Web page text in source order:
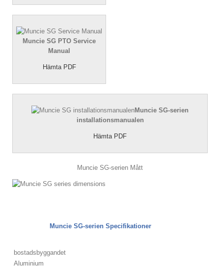
Muncie SG PTO Service
Manual
Hämta PDF
Muncie SG-serien
installationsmanualen
Hämta PDF
Muncie SG-serien Mått
Muncie SG-serien Specifikationer
bostadsbyggandet
Aluminium